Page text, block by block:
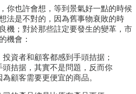
你也許會想，等到景氣好一點的時候
法是不對的，因為舊事物衰敗的時
機；對於那些註定要發生的變革，市
機會：
資者和顧客都感到手頭拮据；
頭拮据，其實不是問題，反而你
顧客需要更便宜的商品。